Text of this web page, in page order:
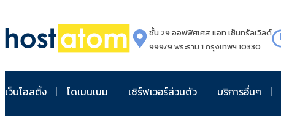
ชั้น 29 ออฟฟิศเศส แอท เซ็นทรัลเวิลด์
999/9 พระราม 1 กรุงเทพฯ 10330
เว็บโฮสติ้ง โดเมนเนม เซิร์ฟเวอร์ส่วนตัว บริการอื่นๆ